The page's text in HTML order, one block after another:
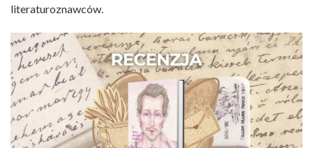
literaturoznawców.